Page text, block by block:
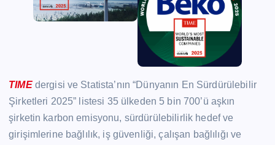
TIMEdergisi ve Statista’nın “Dünyanın En Sürdürülebilir
Şirketleri 2025” listesi 35 ülkeden 5 bin 700’ü aşkın
şirketin karbon emisyonu, sürdürülebilirlik hedef ve
girişimlerine bağlılık, iş güvenliği, çalışan bağlılığı ve